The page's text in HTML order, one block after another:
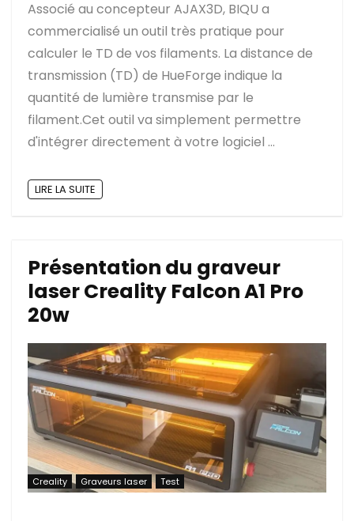
Associé au concepteur AJAX3D, BIQU a
commercialisé un outil très pratique pour
calculer le TD de vos filaments. La distance de
transmission (TD) de HueForge indique la
quantité de lumière transmise par le
filament.Cet outil va simplement permettre
d'intégrer directement à votre logiciel ...
LIRE LA SUITE
Présentation du graveur
laser Creality Falcon A1 Pro
20w
Creality Graveurs laser Test